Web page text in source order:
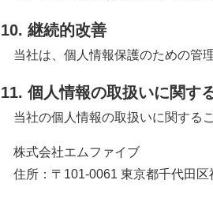
10. 継続的改善
当社は、個人情報保護のための管
11. 個人情報の取扱いに関す
当社の個人情報の取扱いに関する
株式会社エムファイブ
住所：〒101-0061 東京都千代田